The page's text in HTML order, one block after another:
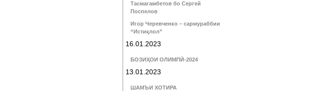
Тасмагамбетов бо Сергей
Поспелов
Игор Черевченко – сармураббии
“Истиқлол”
16.01.2023
БОЗИҲОИ ОЛИМПӢ-2024
13.01.2023
ШАМЪИ ХОТИРА